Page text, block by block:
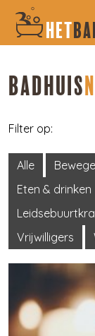
HET
BADHUIS
Filter op:
Alle
Eten & drinken
Vrijwilligers